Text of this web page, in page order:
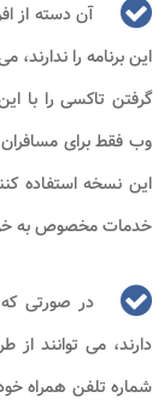
آن دسته از
این برنامه را
گرفتن تاکسی را با
وب فقط برای مسافران
این نسخه استفاده
خدمات مخصوص به خود
در صورتی
دارند، می توانند
شماره تلفن همراه